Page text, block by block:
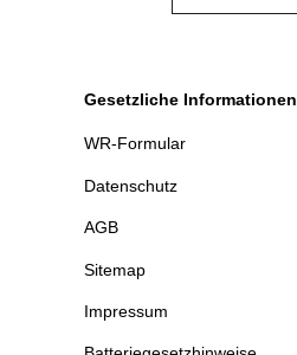
Gesetzliche Informationen
WR-Formular
Datenschutz
AGB
Sitemap
Impressum